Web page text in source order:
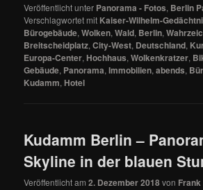
Veröffentlicht unter Panorama - Fotos, Berlin
Verschlagwortet mit Kaiser-Wilhelm-
Bürogebäude,Wolken,Wald, Berlin,
Breitscheidplatz,City-West, Deutschland,
Europa-Center, Hochhaus,Wolkenkratzer,
Gebäude, Panorama,Immobilien,abends,
Kudamm, Hotel
Kudamm Berlin –
Skyline in der blauen
Veröffentlicht am2. Dezember 2018von Frank